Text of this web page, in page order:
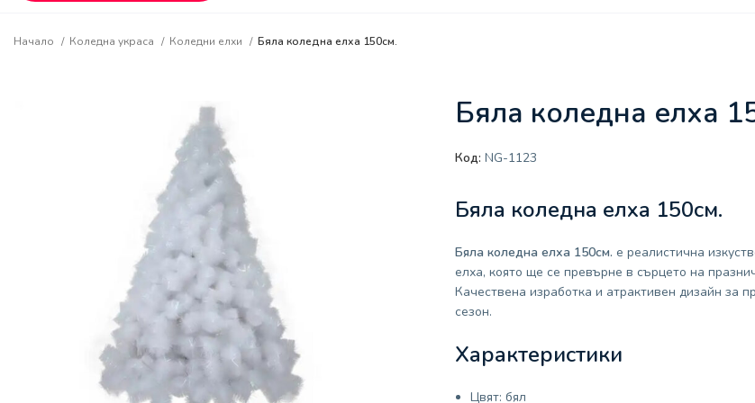
Начало Коледна украса Коледни елхи Бяла коледна елха 150см.
Бяла коледна елха
Код: NG-1123
Бяла коледна елха 150см.
Бяла коледна елха 150см. е реалистична
елха, която ще се превърне в сърцето на
Качествена изработка и атрактивен дизайн за
сезон.
Характеристики
Цвят: бял